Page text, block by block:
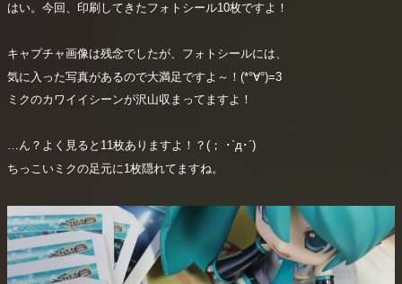
はい。今回、印刷してきたフォトシール10枚ですよ！
キャプチャ画像は残念でしたが、フォトシールには、
気に入った写真があるので大満足ですよ～！(*°∀°)=3
ミクのカワイイシーンが沢山収まってますよ！
…ん？よく見ると11枚ありますよ！？(； ･`д･´)
ちっこいミクの足元に1枚隠れてますね。